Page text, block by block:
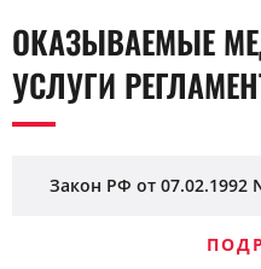
ОКАЗЫВАЕМЫЕ
УСЛУГИ
Закон РФ от 07.02.1992